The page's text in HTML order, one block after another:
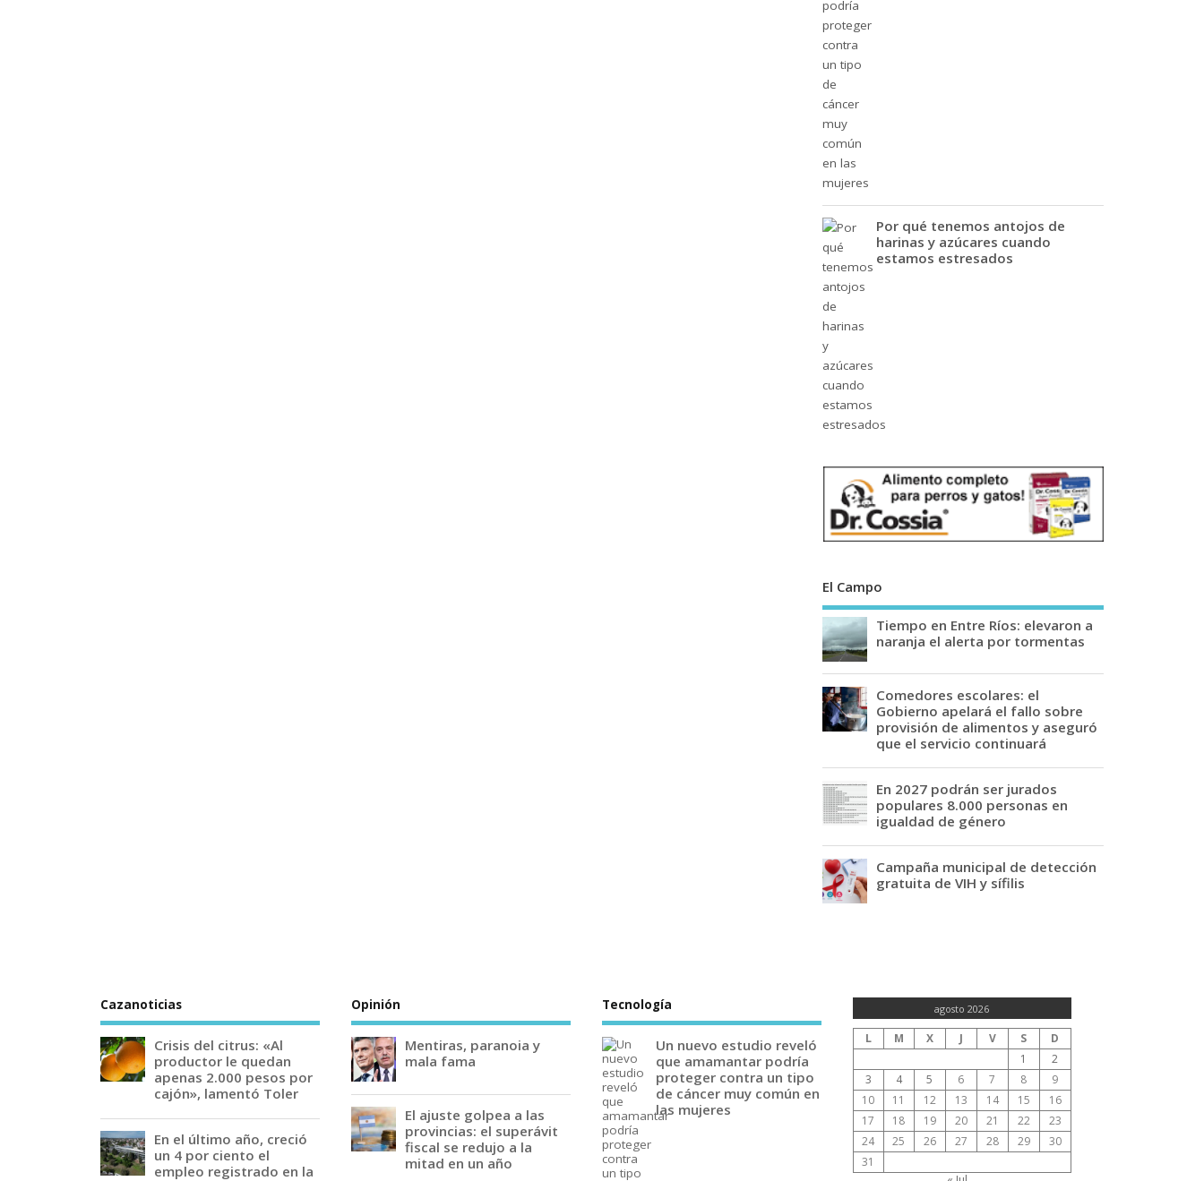
Por qué tenemos antojos de
harinas y azúcares cuando
estamos estresados
El Campo
Tiempo en Entre Ríos: elevaron a
naranja el alerta por tormentas
Comedores escolares: el
Gobierno apelará el fallo sobre
provisión de alimentos y aseguró
que el servicio continuará
En 2027 podrán ser jurados
populares 8.000 personas en
igualdad de género
Campaña municipal de detección
gratuita de VIH y sífilis
Cazanoticias
Crisis del citrus: «Al
productor le quedan
apenas 2.000 pesos por
cajón», lamentó Toler
En el último año, creció
un 4 por ciento el
empleo registrado en la
Opinión
Mentiras, paranoia y
mala fama
El ajuste golpea a las
provincias: el superávit
fiscal se redujo a la
mitad en un año
Tecnología
Un nuevo estudio reveló
que amamantar podría
proteger contra un tipo
de cáncer muy común en
las mujeres
agosto 2026
L M X J V S
D
1
2
3
4 5 6 7 8
9
10
11 12 13 14 15
16
17
18 19 20 21 22
23
24
25 26 27 28 29
30
31